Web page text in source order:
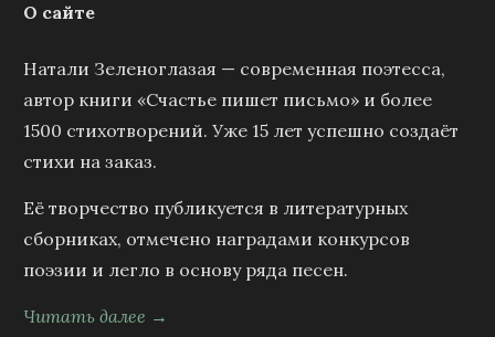
О сайте
Натали Зеленоглазая — современная поэтесса,
автор книги «Счастье пишет письмо» и более
1500 стихотворений. Уже 15 лет успешно создаёт
стихи на заказ.
Её творчество публикуется в литературных
сборниках, отмечено наградами конкурсов
поэзии и легло в основу ряда песен.
Читать далее →